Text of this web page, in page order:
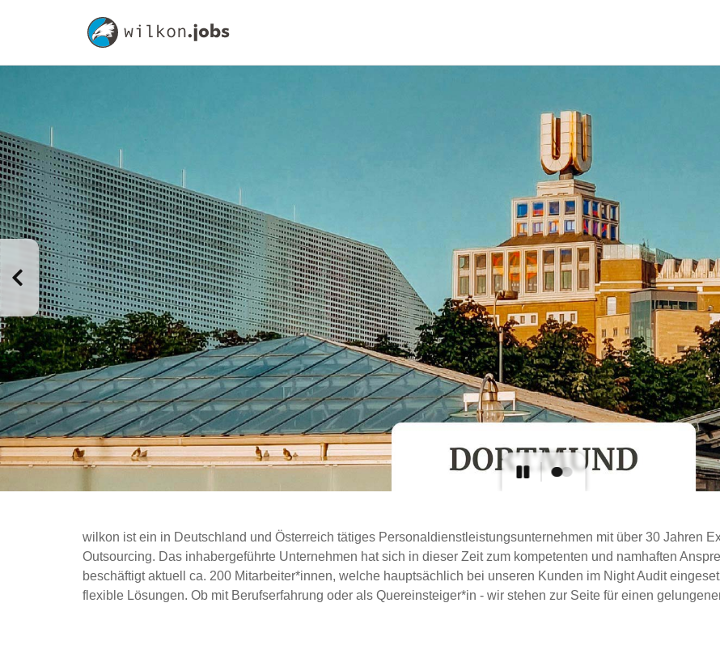
wilkon ist ein in Deutschland und Österreich tätiges Personaldienstleistungsunternehmen mit über 30 Jahren
Outsourcing. Das inhabergeführte Unternehmen hat sich in dieser Zeit zum kompetenten und namhaften
beschäftigt aktuell ca. 200 Mitarbeiter*innen, welche hauptsächlich bei unseren Kunden im Night Audit
flexible Lösungen. Ob mit Berufserfahrung oder als Quereinsteiger*in - wir stehen zur Seite für einen